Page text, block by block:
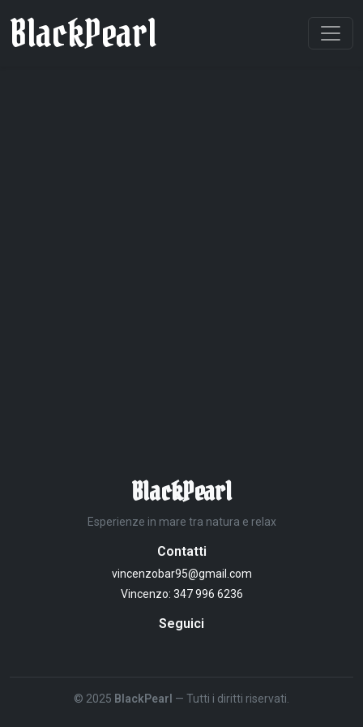
BlackPearl
BlackPearl
Esperienze in mare tra natura e relax
Contatti
vincenzobar95@gmail.com
Vincenzo: 347 996 6236
Seguici
© 2025 BlackPearl — Tutti i diritti riservati.